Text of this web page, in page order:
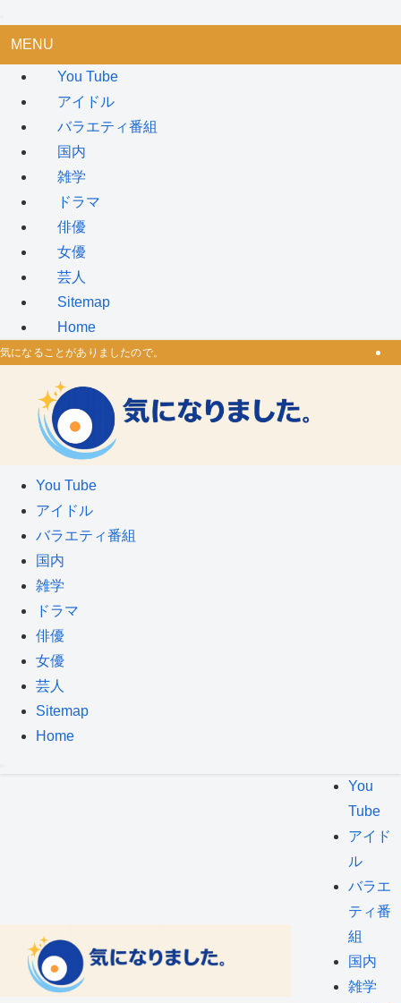
MENU
You Tube
アイドル
バラエティ番組
国内
雑学
ドラマ
俳優
女優
芸人
Sitemap
Home
気になることがありましたので。
You Tube
アイドル
バラエティ番組
国内
雑学
ドラマ
俳優
女優
芸人
Sitemap
Home
You
Tube
アイド
ル
バラエ
ティ番
組
国内
雑学